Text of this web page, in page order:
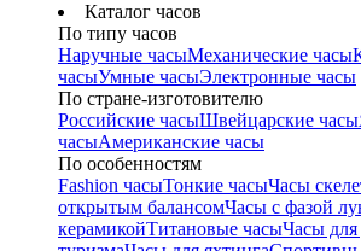
Каталог часов
По типу часов
Наручные часыМеханические часы
часыУмные часыЭлектронные часы
По стране-изготовителю
Российские часыШвейцарские часы
часыАмериканские часы
По особенностям
Fashion часыТонкие часыЧасы
открытым балансомЧасы с фазой
керамикойТитановые часыЧасы для